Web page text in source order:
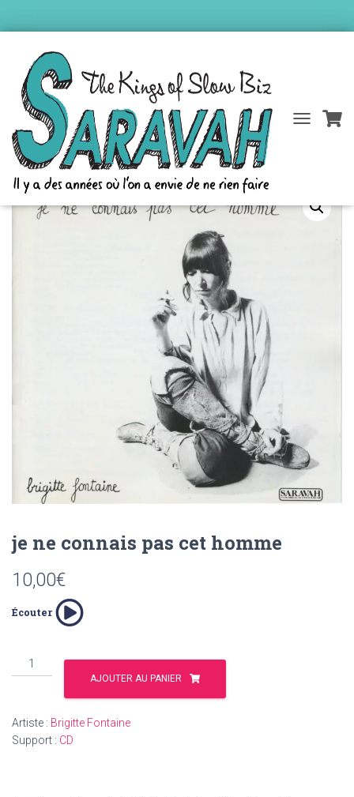
E
Accueil/ Catalogue Saravah / Brigitte Fontaine/ je ne connais pas cet
homme
je ne connais pas cet homme
10,00€
Écouter
quantité
de
connais
pas
AJOUTER AU PANIER
Artiste : Brigitte Fontaine
Support : CD